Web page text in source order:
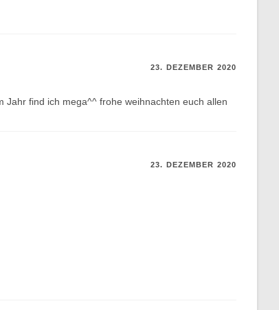
23. DEZEMBER 2020
Jahr find ich mega^^ frohe weihnachten euch allen
23. DEZEMBER 2020